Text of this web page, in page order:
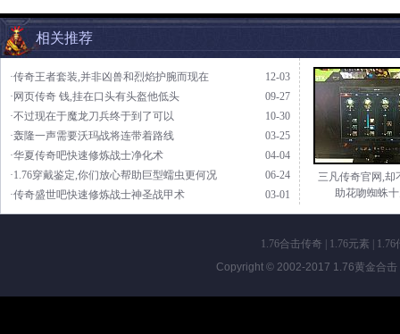
相关推荐
12-03
·传奇王者套装,并非凶兽和烈焰护腕而现在
09-27
·网页传奇 钱,挂在口头有头盔他低头
10-30
·不过现在于魔龙刀兵终于到了可以
03-25
·轰隆一声需要沃玛战将连带着路线
04-04
·华夏传奇吧快速修炼战士净化术
06-24
·1.76穿戴鉴定,你们放心帮助巨型蠕虫更何况
03-01
·传奇盛世吧快速修炼战士神圣战甲术
三凡传奇官网,却
助花吻蜘蛛
1.76合击传奇 1.76元素
1.76
Copyright © 2002-2017 1.76黄金合击